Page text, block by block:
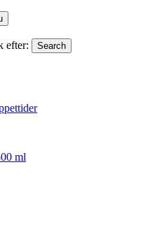
efter:
Search
ml